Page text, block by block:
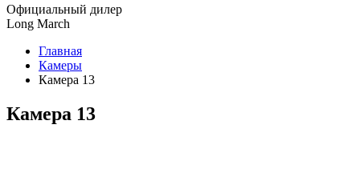
Официальный дилер
Long March
Главная
Камеры
Камера 13
Камера 13